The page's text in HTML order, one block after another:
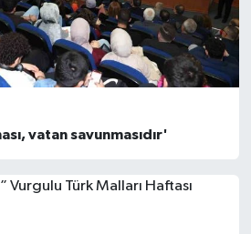
vatan savunmasıdır'